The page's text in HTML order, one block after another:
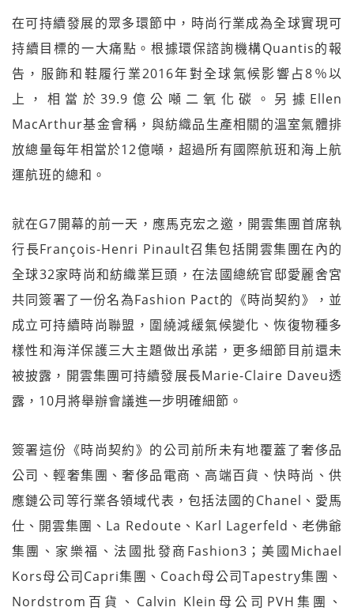
在可持續發展的眾多環節中，時尚行業成為全球實現可
持續目標的一大痛點。根據環保諮詢機構Quantis的報
告，服飾和鞋履行業2016年對全球氣候影響占8％以
上，相當於39.9億公噸二氧化碳。另據Ellen
MacArthur基金會稱，與紡織品生產相關的溫室氣體排
放總量每年相當於12億噸，超過所有國際航班和海上航
運航班的總和。
就在G7開幕的前一天，應馬克宏之邀，開雲集團首席執
行長François-Henri Pinault召集包括開雲集團在內的
全球32家時尚和紡織業巨頭，在法國總統官邸愛麗舍宮
共同簽署了一份名為Fashion Pact的《時尚契約》，並
成立可持續時尚聯盟，圍繞減緩氣候變化、恢復物種多
樣性和海洋保護三大主題做出承諾，更多細節目前還未
被披露，開雲集團可持續發展長Marie-Claire Daveu透
露，10月將舉辦會議進一步明確細節。
簽署這份《時尚契約》的公司前所未有地覆蓋了奢侈品
公司、輕奢集團、奢侈品電商、高端百貨、快時尚、供
應鏈公司等行業各領域代表，包括法國的Chanel、愛馬
仕、開雲集團、La Redoute、Karl Lagerfeld、老佛爺
集團、家樂福、法國批發商Fashion3；美國Michael
Kors母公司Capri集團、Coach母公司Tapestry集團、
Nordstrom百貨、Calvin Klein母公司PVH集團、